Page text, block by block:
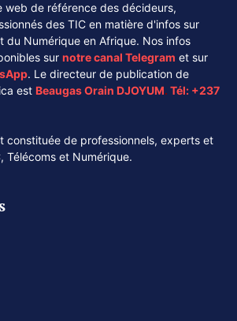
web de référence des décideurs,
des TIC en matière d'infos sur
du Numérique en Afrique. Nos infos
sur notre canal Telegram et sur
. Le directeur de publication de
est Beaugas Orain DJOYUM. Tél: +237
constituée de professionnels, experts et
Télécoms et Numérique.